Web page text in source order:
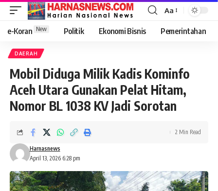
Aa
e-Koran New Politik Ekonomi Bisnis Pemerintahan
DAERAH
Mobil Diduga Milik Kadis Kominfo
Aceh Utara Gunakan Pelat Hitam,
Nomor BL 1038 KV Jadi Sorotan
April 13, 2026 6:28 pm
Harnasnews
2 Min Read